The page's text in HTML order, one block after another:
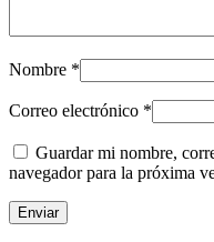
Nombre *
Correo electrónico *
Guardar mi nombre,
navegador para la próxima